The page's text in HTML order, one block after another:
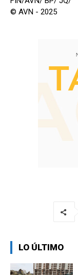
© AVN - 2025
LO ÚLTIMO